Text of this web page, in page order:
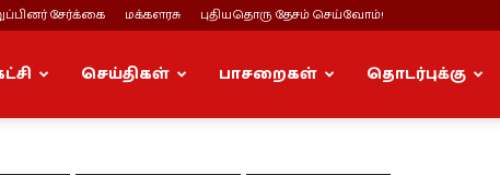
சேர்க்கை மக்களரசு புதியதொரு தேசம் செய்வோம்!
செய்திகள் பாசறைகள் தொடர்புக்கு